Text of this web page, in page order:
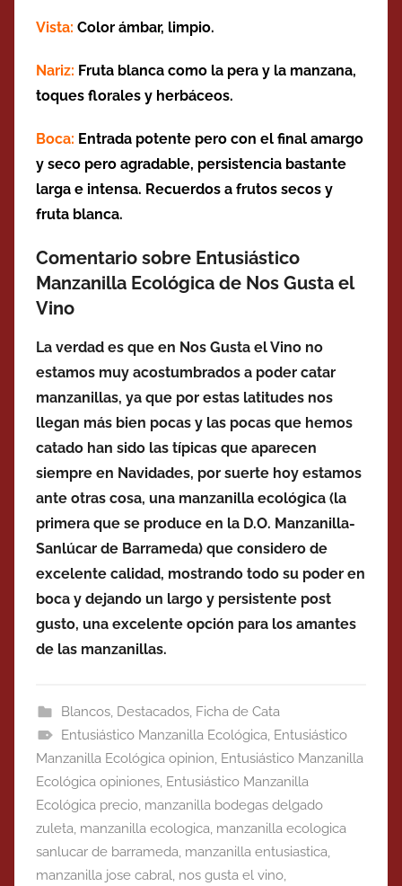
Vista: Color ámbar, limpio.
Nariz: Fruta blanca como la pera y la manzana,
toques florales y herbáceos.
Boca: Entrada potente pero con el final amargo
y seco pero agradable, persistencia bastante
larga e intensa. Recuerdos a frutos secos y
fruta blanca.
Comentario sobre Entusiástico
Manzanilla Ecológica de Nos Gusta el
Vino
La verdad es que en Nos Gusta el Vino no
estamos muy acostumbrados a poder catar
manzanillas, ya que por estas latitudes nos
llegan más bien pocas y las pocas que hemos
catado han sido las típicas que aparecen
siempre en Navidades, por suerte hoy estamos
ante otras cosa, una manzanilla ecológica (la
primera que se produce en la D.O. Manzanilla-
Sanlúcar de Barrameda) que considero de
excelente calidad, mostrando todo su poder en
boca y dejando un largo y persistente post
gusto, una excelente opción para los amantes
de las manzanillas.
Blancos, Destacados, Ficha de Cata
Entusiástico Manzanilla Ecológica, Entusiástico
Manzanilla Ecológica opinion, Entusiástico Manzanilla
Ecológica opiniones, Entusiástico Manzanilla
Ecológica precio, manzanilla bodegas delgado
zuleta, manzanilla ecologica, manzanilla ecologica
sanlucar de barrameda, manzanilla entusiastica,
manzanilla jose cabral, nos gusta el vino,